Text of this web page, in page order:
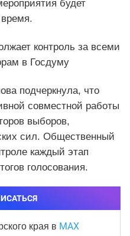
будет
контроль за всеми
в Госдуму
подчеркнула, что
совместной работы
выборов,
сил. Общественный
каждый этап
голосования.
края в MAX